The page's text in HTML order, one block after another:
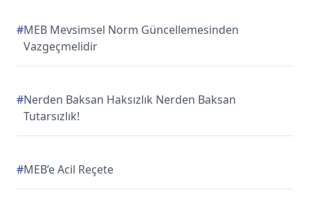
#MEB Mevsimsel Norm Güncellemesinden
Vazgeçmelidir
#Nerden Baksan Haksızlık Nerden Baksan
Tutarsızlık!
#MEB’e Acil Reçete